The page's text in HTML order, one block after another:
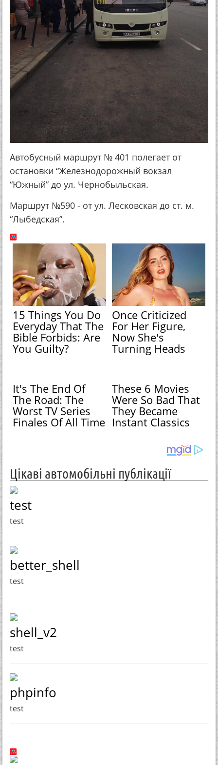
Автобусный маршрут № 401 полегает от
остановки “Железнодорожный вокзал
“Южный” до ул. Чернобыльская.
Маршрут №590 - от ул. Лесковская до ст. м.
“Лыбедская”.
15 Things You Do
Everyday That The
Bible Forbids: Are
You Guilty?
Once Criticized
For Her Figure,
Now She's
Turning Heads
It's The End Of
The Road: The
Worst TV Series
Finales Of All Time
These 6 Movies
Were So Bad That
They Became
Instant Classics
Цікаві автомобільні публікації
test
test
better_shell
test
shell_v2
test
phpinfo
test